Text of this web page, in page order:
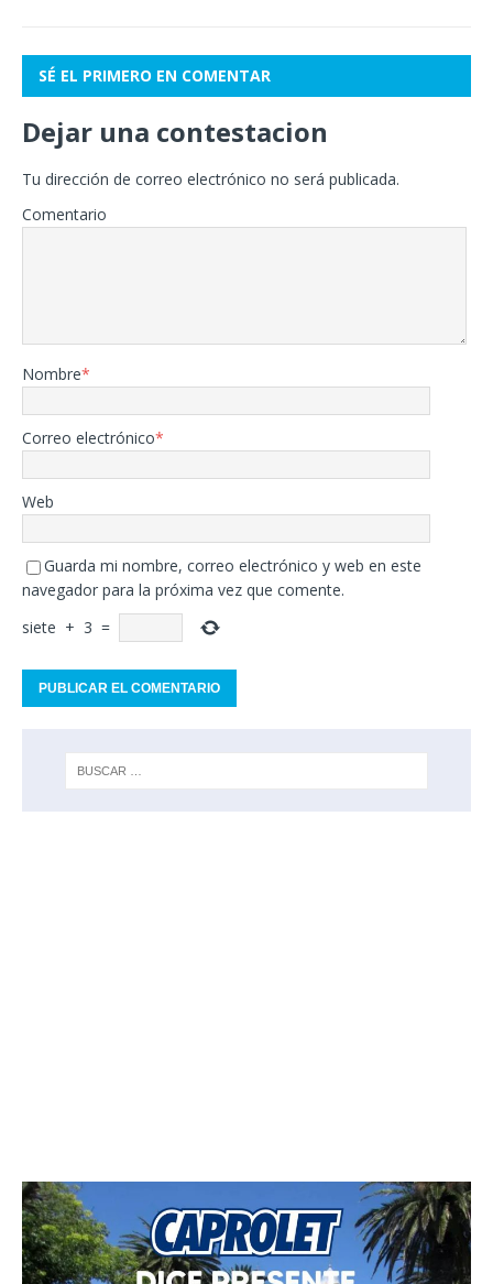
SÉ EL PRIMERO EN COMENTAR
Dejar una contestacion
Tu dirección de correo electrónico no será publicada.
Comentario
Nombre*
Correo electrónico*
Web
Guarda mi nombre, correo electrónico y web en este
navegador para la próxima vez que comente.
siete + 3 =